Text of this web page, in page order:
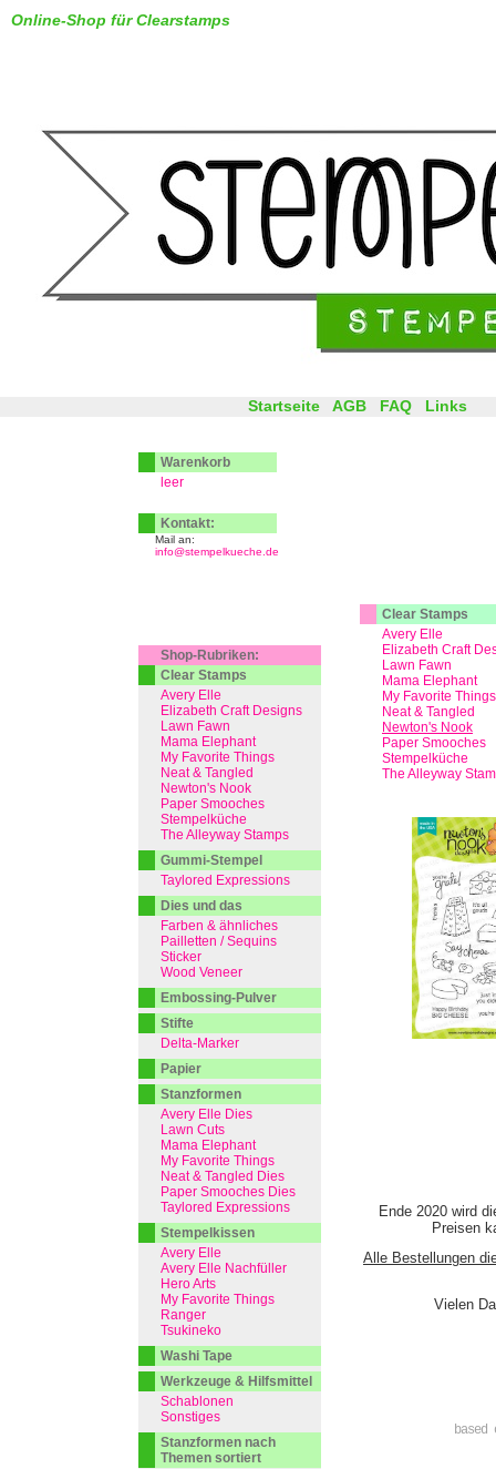
Online-Shop für Clearstamps
Clear Stamps
Avery Elle
Elizabeth Craft
Lawn Fawn
Mama Elephant
My Favorite Things
Neat & Tangled
Newton's Nook
Paper Smooches
Stempelküche
The Alleyway
Ende 2020 wird
Preisen
Alle Bestellungen
Vielen
Startseite AGB FAQ Links
Warenkorb
leer
Kontakt:
Mail an:
info@stempelkueche.de
Shop-Rubriken:
Clear Stamps
Avery Elle
Elizabeth Craft Designs
Lawn Fawn
Mama Elephant
My Favorite Things
Neat & Tangled
Newton's Nook
Paper Smooches
Stempelküche
The Alleyway Stamps
Gummi-Stempel
Taylored Expressions
Dies und das
Farben & ähnliches
Pailletten / Sequins
Sticker
Wood Veneer
Embossing-Pulver
Stifte
Delta-Marker
Papier
Stanzformen
Avery Elle Dies
Lawn Cuts
Mama Elephant
My Favorite Things
Neat & Tangled Dies
Paper Smooches Dies
Taylored Expressions
Stempelkissen
Avery Elle
Avery Elle Nachfüller
Hero Arts
My Favorite Things
Ranger
Tsukineko
Washi Tape
Werkzeuge & Hilfsmittel
Schablonen
Sonstiges
Stanzformen nach
Themen sortiert